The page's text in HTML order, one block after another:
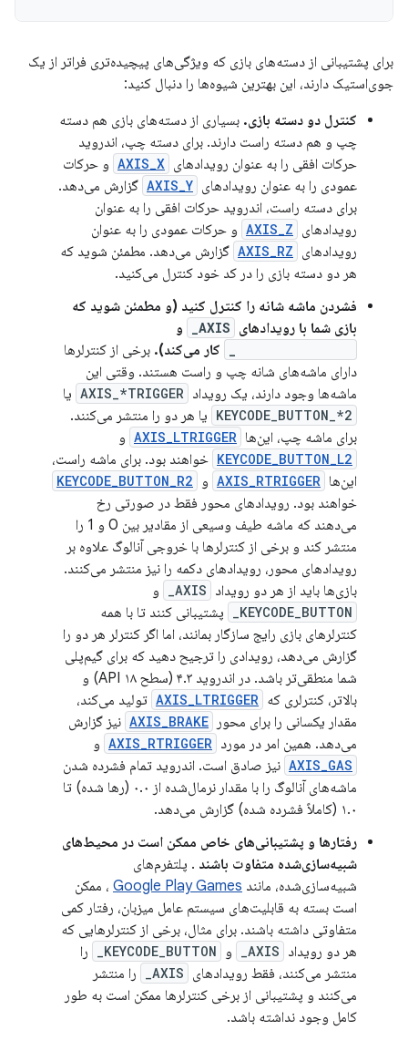
برای پشتیبانی از دسته‌های بازی که ویژگی‌های پیچیده‌تری فراتر از یک
جوی‌استیک دارند، این بهترین شیوه‌ها را دنبال کنید:
کنترل دو دسته بازی. بسیاری از دسته‌های بازی هم دسته
چپ و هم دسته راست دارند. برای دسته چپ، اندروید
حرکات افقی را به عنوان رویدادهای AXIS_X و حرکات
عمودی را به عنوان رویدادهای AXIS_Y گزارش می‌دهد.
برای دسته راست، اندروید حرکات افقی را به عنوان
رویدادهای AXIS_Z و حرکات عمودی را به عنوان
رویدادهای AXIS_RZ گزارش می‌دهد. مطمئن شوید که
هر دو دسته بازی را در کد خود کنترل می‌کنید.
فشردن ماشه شانه را کنترل کنید (و مطمئن شوید که
بازی شما با رویدادهای AXIS_ و
کار می‌کند). برخی از کنترلرها
دارای ماشه‌های شانه چپ و راست هستند. وقتی این
ماشه‌ها وجود دارند، یک رویداد AXIS_*TRIGGER یا
KEYCODE_BUTTON_*2 یا هر دو را منتشر می‌کنند.
برای ماشه چپ، این‌ها AXIS_LTRIGGER و
KEYCODE_BUTTON_L2 خواهند بود. برای ماشه راست،
این‌ها AXIS_RTRIGGER و KEYCODE_BUTTON_R2
خواهند بود. رویدادهای محور فقط در صورتی رخ
می‌دهند که ماشه طیف وسیعی از مقادیر بین 0 و 1 را
منتشر کند و برخی از کنترلرها با خروجی آنالوگ علاوه بر
رویدادهای محور، رویدادهای دکمه را نیز منتشر می‌کنند.
بازی‌ها باید از هر دو رویداد AXIS_ و
KEYCODE_BUTTON_
پشتیبانی کنند تا با همه
کنترلرهای بازی رایج سازگار بمانند، اما اگر کنترلر هر دو را
گزارش می‌دهد، رویدادی را ترجیح دهید که برای گیم‌پلی
شما منطقی‌تر باشد. در اندروید ۴.۳ (سطح API ۱۸) و
بالاتر، کنترلری که AXIS_LTRIGGER تولید می‌کند،
مقدار یکسانی را برای محور
AXIS_BRAKE نیز گزارش
می‌دهد. همین امر در مورد AXIS_RTRIGGER و
AXIS_GAS نیز صادق است. اندروید تمام فشرده شدن
ماشه‌های آنالوگ را با مقدار نرمال‌شده از ۰.۰ (رها شده) تا
۱.۰ (کاملاً فشرده شده) گزارش می‌دهد.
رفتارها و پشتیبانی‌های خاص ممکن است در محیط‌های
شبیه‌سازی‌شده متفاوت باشند . پلتفرم‌های
شبیه‌سازی‌شده، مانند Google Play Games ، ممکن
است بسته به قابلیت‌های سیستم عامل میزبان، رفتار کمی
متفاوتی داشته باشند. برای مثال، برخی از کنترلرهایی که
هر دو رویداد AXIS_ و KEYCODE_BUTTON_
را
منتشر می‌کنند، فقط رویدادهای AXIS_
را منتشر
می‌کنند و پشتیبانی از برخی کنترلرها ممکن است به طور
کامل وجود نداشته باشد.